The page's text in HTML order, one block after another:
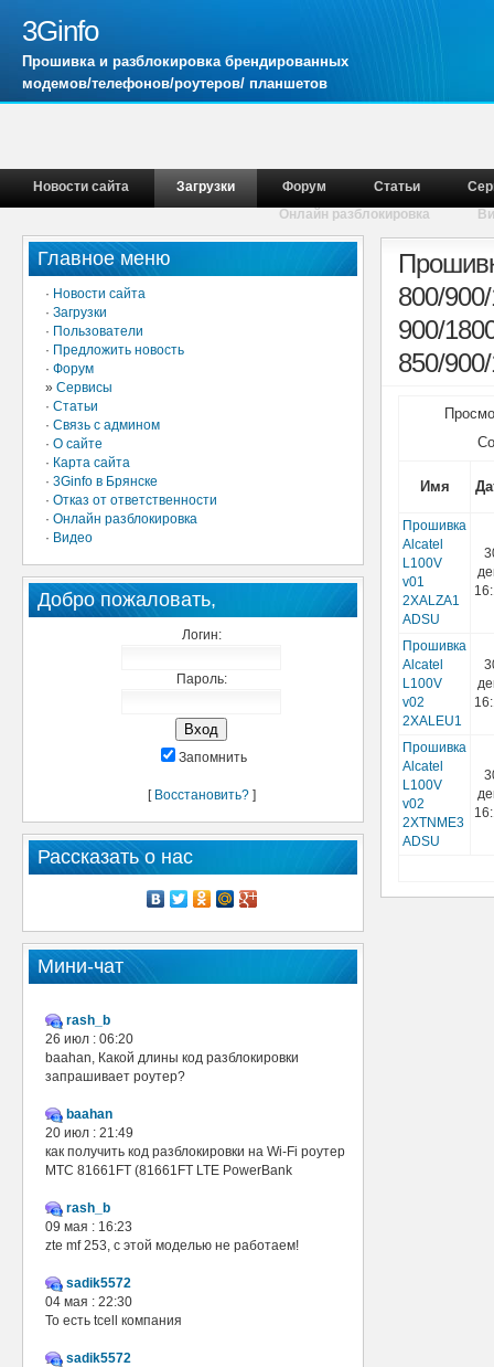
3Ginfo
Прошивка и разблокировка брендированных
модемов/телефонов/роутеров/ планшетов
Новости сайта Загрузки Форум Статьи
Онлайн разблокировка
Главное меню
· Новости сайта
· Загрузки
· Пользователи
· Предложить новость
· Форум
» Сервисы
· Статьи
· Связь с админом
· О сайте
· Карта сайта
· 3Ginfo в Брянске
· Отказ от ответственности
· Онлайн разблокировка
· Видео
Добро пожаловать,
Логин:
Пароль:
Запомнить
[ Восстановить?]
Рассказать о нас
Мини-чат
rash_b
26 июл : 06:20
baahan, Какой длины код разблокировки
запрашивает роутер?
baahan
20 июл : 21:49
как получить код разблокировки на Wi-Fi роутер
МТС 81661FT (81661FT LTE PowerBank
rash_b
09 мая : 16:23
zte mf 253, с этой моделью не работаем!
sadik5572
04 мая : 22:30
То есть tcell компания
sadik5572
800/
900/
850/
Имя
Прошивка
Alcatel
L100V
v01
2XALZA1
ADSU
Прошивка
Alcatel
L100V
v02
2XALEU1
Прошивка
Alcatel
L100V
v02
2XTNME3
ADSU